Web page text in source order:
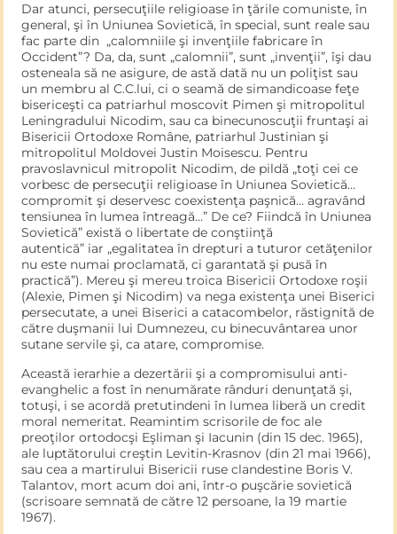
Dar atunci, persecuţiile religioase în ţările comuniste, în
gene­ral, şi în Uniunea Sovietică, în special, sunt reale sau
fac parte din „calomniile şi invenţiile fabricare în
Occident”? Da, da, sunt „calomnii”, sunt „invenţii”, îşi dau
osteneala să ne asigure, de astă dată nu un poliţist sau
un membru al C.C.lui, ci o seamă de siman­dicoase feţe
bisericeşti ca patriarhul moscovit Pimen şi mitropoli­tul
Leningradului Nicodim, sau ca binecunoscuţii fruntaşi ai
Bise­ricii Ortodoxe Române, patriarhul Justinian şi
mitropolitul Moldovei Justin Moisescu. Pentru
pravoslavnicul mitropolit Nicodim, de pildă „toţi cei ce
vorbesc de persecuţii religioase în Uniunea Sovi­etică…
compromit şi deservesc coexistenţa paşnică… agravând
tensiunea în lumea întreagă…” De ce? Fiindcă în Uniunea
Sovie­tică” există o libertate de conştiinţă
autentică” iar „egalitatea în drepturi a tuturor cetăţenilor
nu este numai proclamată, ci garan­tată şi pusă în
practică”). Mereu şi mereu troica Bisericii Orto­doxe roşii
(Alexie, Pimen şi Nicodim) va nega existenţa unei Bise­rici
persecutate, a unei Biserici a catacombelor, răstignită de
către duşmanii lui Dumnezeu, cu binecuvântarea unor
sutane servile şi, ca atare, compromise.
Această ierarhie a dezertării şi a compromisului anti-
evanghelic a fost în nenumărate rânduri denunţată şi,
totuşi, i se acordă pre­tutindeni în lumea liberă un credit
moral nemeritat. Reamintim scrisorile de foc ale
preoţilor ortodocşi Eşliman şi Iacunin (din 15 dec. 1965),
ale luptătorului creştin Levitin-Krasnov (din 21 mai 1966),
sau cea a martirului Bisericii ruse clandestine Boris V.
Talantov, mort acum doi ani, într-o puşcărie sovietică
(scrisoare semnată de către 12 persoane, la 19 martie
1967).